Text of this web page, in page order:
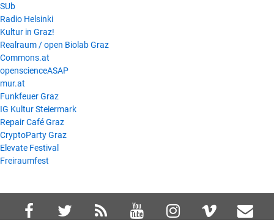
SUb
Radio Helsinki
Kultur in Graz!
Realraum / open Biolab Graz
Commons.at
openscienceASAP
mur.at
Funkfeuer Graz
IG Kultur Steiermark
Repair Café Graz
CryptoParty Graz
Elevate Festival
Freiraumfest